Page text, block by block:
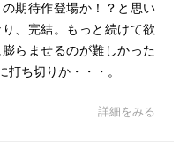
期待作登場か！？と思い
、完結。もっと続けて欲
らませるのが難しかった
打ち切りか・・・。
詳細をみる